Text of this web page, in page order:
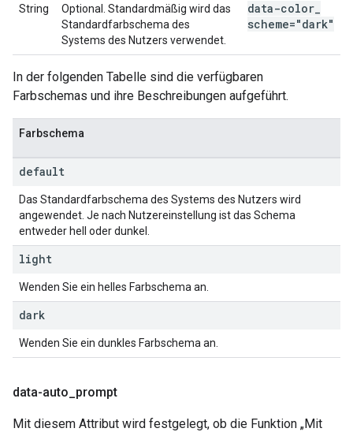
String
Optional. Standardmäßig wird das
Standardfarbschema des
Systems des Nutzers verwendet.
data-color
scheme="dark"
In der folgenden Tabelle sind die verfügbaren
Farbschemas und ihre Beschreibungen aufgeführt.
Farbschema
default
Das Standardfarbschema des Systems des Nutzers wird
angewendet. Je nach Nutzereinstellung ist das Schema
entweder hell oder dunkel.
light
Wenden Sie ein helles Farbschema an.
dark
Wenden Sie ein dunkles Farbschema an.
data-auto prompt
Mit diesem Attribut wird festgelegt, ob die Funktion „Mit